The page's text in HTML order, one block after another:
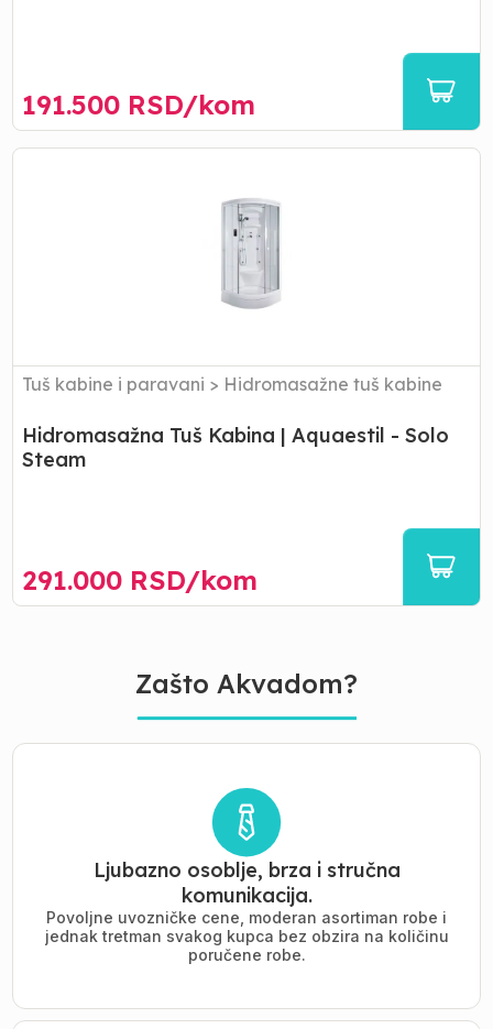
191.500 RSD/kom
Hidromasažna
Tuš kabine i paravani > Hidromasažne tuš kabine
Hidromasažna Tuš Kabina | Aquaestil - Solo
Steam
291.000 RSD/kom
Zašto Akvadom?
Ljubazno osoblje, brza i stručna
komunikacija.
Povoljne uvozničke cene, moderan asortiman robe i
jednak tretman svakog kupca bez obzira na količinu
poručene robe.